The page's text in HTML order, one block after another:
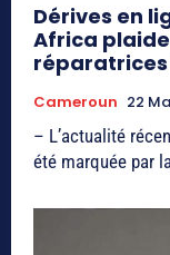
Dérives en
Africa
réparatrices
Cameroun 22
– L’actualité
été marquée par